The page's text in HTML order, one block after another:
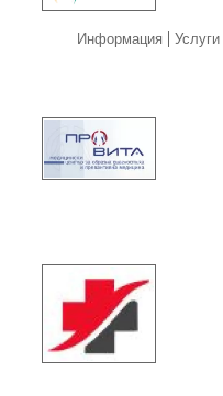
Информация
Услуги